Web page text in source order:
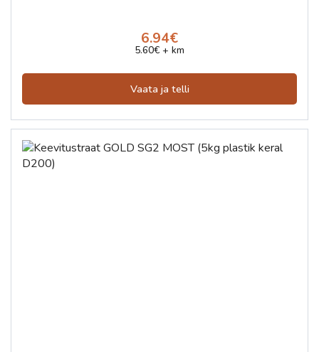
6.94€
5.60€ + km
Vaata ja telli